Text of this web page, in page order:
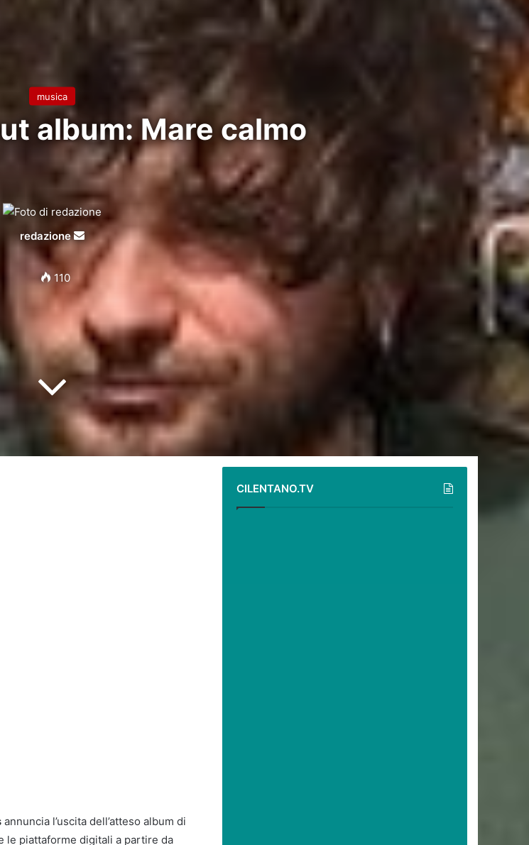
musica
album: Mare calmo
redazione
Invia
un'email
110
annuncia l’uscita dell’atteso album di
le piattaforme digitali a partire da
CILENTANO.TV